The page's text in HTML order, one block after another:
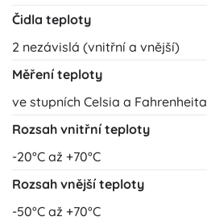
Čidla teploty
2 nezávislá (vnitřní a vnější)
Měření teploty
ve stupních Celsia a Fahrenheita
Rozsah vnitřní teploty
-20°C až +70°C
Rozsah vnější teploty
-50°C až +70°C